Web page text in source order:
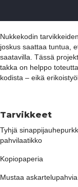
Nukkekodin
joskus saattaa tuntua,
saatavilla. Tässä
takka on helppo
kodista – eikä
Tarvikkeet
Tyhjä
pahvilaatikko
Kopiopaperia
Mustaa askartelupahvia